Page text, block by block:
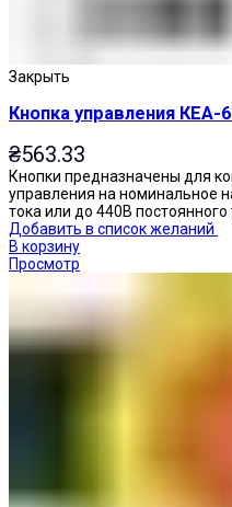
Закрыть
Кнопка управления
₴563.33
Кнопки предназначены для
управления на номинальное
тока или до 440В постоянного
Добавить в список желаний
В корзину
Просмотр